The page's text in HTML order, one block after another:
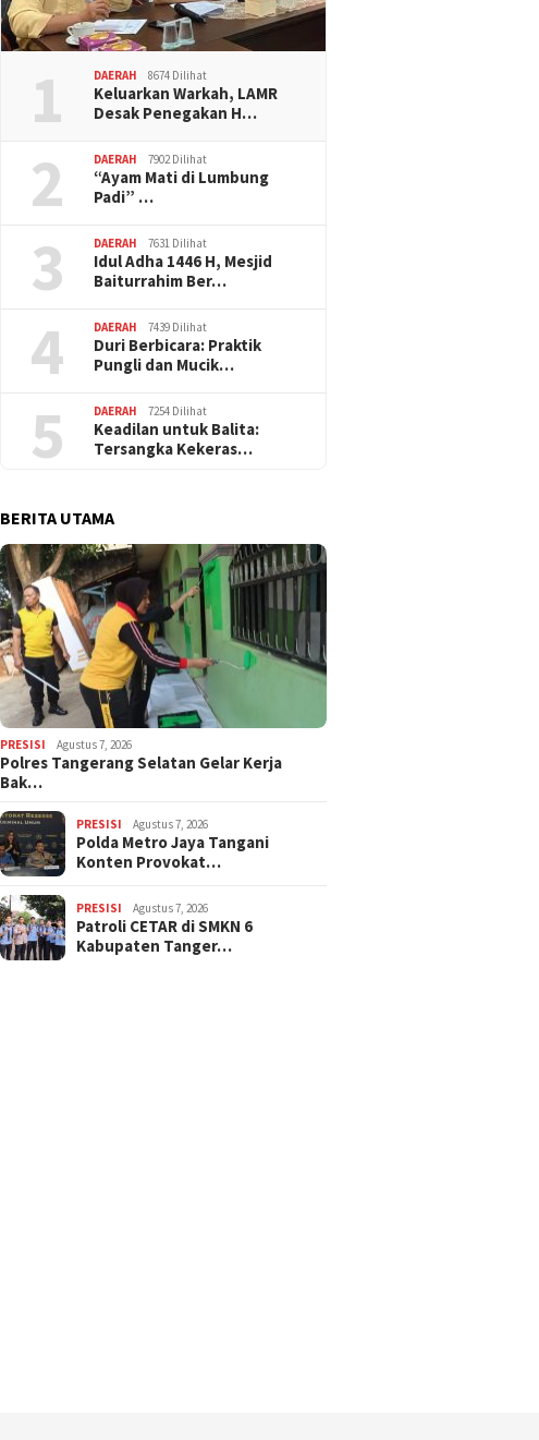
1 DAERAH 8674 Dilihat
Keluarkan Warkah, LAMR
Desak Penegakan H…
2 DAERAH 7902 Dilihat
“Ayam Mati di Lumbung
Padi” …
3 DAERAH 7631 Dilihat
Idul Adha 1446 H, Mesjid
Baiturrahim Ber…
4 DAERAH 7439 Dilihat
Duri Berbicara: Praktik
Pungli dan Mucik…
5 DAERAH 7254 Dilihat
Keadilan untuk Balita:
Tersangka Kekeras…
BERITA UTAMA
PRESISI Agustus 7, 2026
Polres Tangerang Selatan Gelar Kerja
Bak…
PRESISI Agustus 7, 2026
Polda Metro Jaya Tangani
Konten Provokat…
PRESISI Agustus 7, 2026
Patroli CETAR di SMKN 6
Kabupaten Tanger…